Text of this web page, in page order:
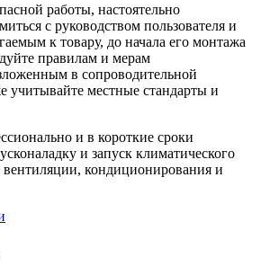
работы, настоятельно
с руководством пользователя и
к товару, до начала его монтажа
правилам и мерам
в сопроводительной
учитывайте местные стандарты и
и в короткие сроки
и запуск климатического
вентиляции, кондиционирования и